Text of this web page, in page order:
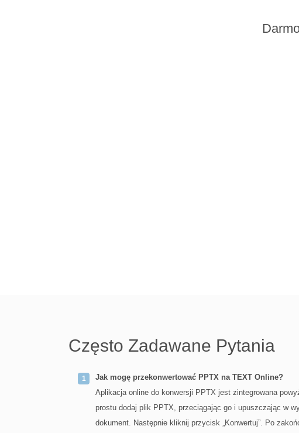
Często Zadawane Pytania
Jak mogę przekonwertować PPTX na TEXT Online?
Aplikacja online do konwersji PPTX jest zintegrowana
prostu dodaj plik PPTX, przeciągając go i upuszczając w
dokument. Następnie kliknij przycisk „Konwertuj”. Po